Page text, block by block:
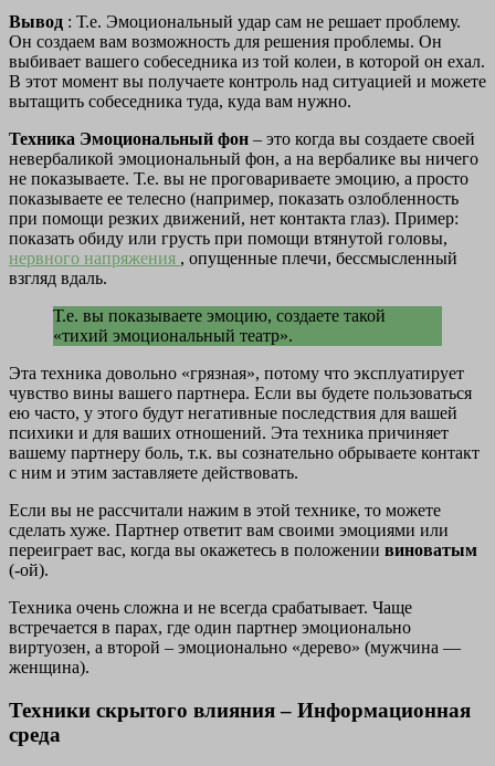
Вывод : Т.е. Эмоциональный удар сам не решает проблему.
Он создаем вам возможность для решения проблемы. Он
выбивает вашего собеседника из той колеи, в которой он ехал.
В этот момент вы получаете контроль над ситуацией и можете
вытащить собеседника туда, куда вам нужно.
Техника Эмоциональный фон – это когда вы создаете своей
невербаликой эмоциональный фон, а на вербалике вы ничего
не показываете. Т.е. вы не проговариваете эмоцию, а просто
показываете ее телесно (например, показать озлобленность
при помощи резких движений, нет контакта глаз). Пример:
показать обиду или грусть при помощи втянутой головы,
нервного напряжения , опущенные плечи, бессмысленный
взгляд вдаль.
Т.е. вы показываете эмоцию, создаете такой
«тихий эмоциональный театр».
Эта техника довольно «грязная», потому что эксплуатирует
чувство вины вашего партнера. Если вы будете пользоваться
ею часто, у этого будут негативные последствия для вашей
психики и для ваших отношений. Эта техника причиняет
вашему партнеру боль, т.к. вы сознательно обрываете контакт
с ним и этим заставляете действовать.
Если вы не рассчитали нажим в этой технике, то можете
сделать хуже. Партнер ответит вам своими эмоциями или
переиграет вас, когда вы окажетесь в положении виноватым
(-ой).
Техника очень сложна и не всегда срабатывает. Чаще
встречается в парах, где один партнер эмоционально
виртуозен, а второй – эмоционально «дерево» (мужчина —
женщина).
Техники скрытого влияния – Информационная
среда